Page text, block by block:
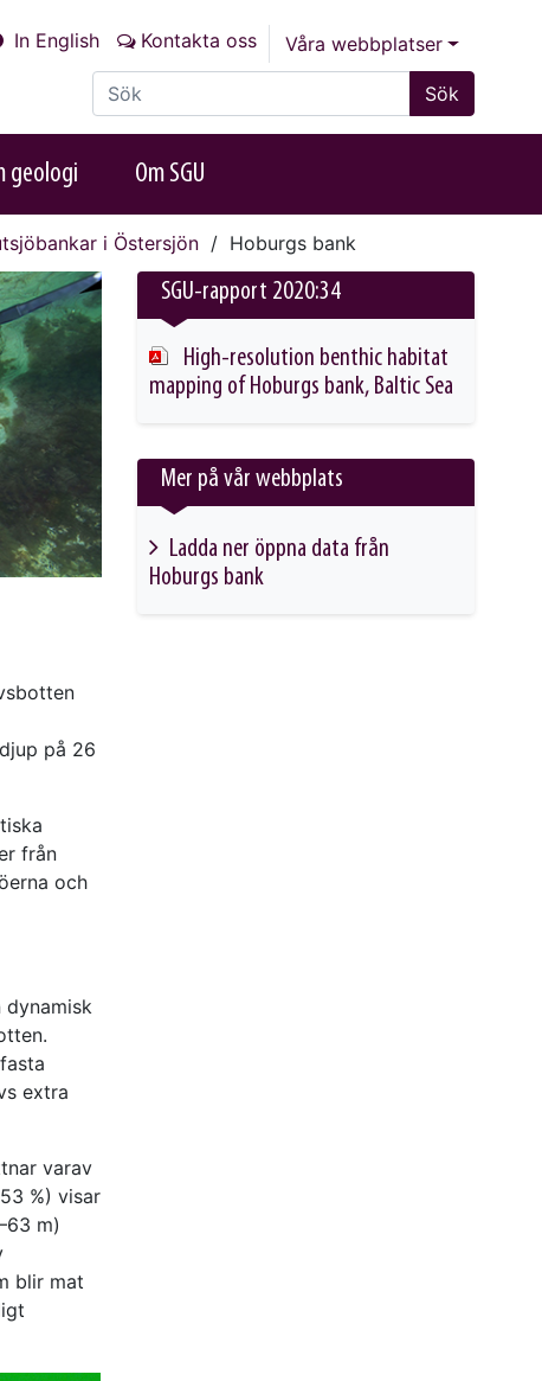
In English Kontakta oss
Våra webbplatser
Sök på sajten
Sök
geologi Om SGU
i Östersjön Hoburgs bank
på 26
från
och
dynamisk
extra
varav
%) visar
m)
blir mat
SGU-rapport 2020:34
High-resolution benthic habitat
mapping of Hoburgs bank, Baltic Sea
Mer på vår webbplats
Ladda ner öppna data från
Hoburgs bank